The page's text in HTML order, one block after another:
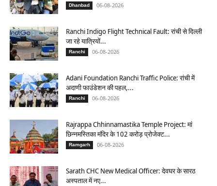
Dhanbad 06-08-2026
Ranchi Indigo Flight Technical Fault: रांची से दिल्ली
जा रहे यात्रियों...
Ranchi 06-08-2026
Adani Foundation Ranchi Traffic Police: रांची में
अदाणी फाउंडेशन की पहल,...
Ranchi 06-08-2026
Rajrappa Chhinnamastika Temple Project: मां
छिन्नमस्तिका मंदिर के 102 करोड़ प्रोजेक्ट...
Ramgarh 06-08-2026
Sarath CHC New Medical Officer: देवघर के सारठ
अस्पताल में नए...